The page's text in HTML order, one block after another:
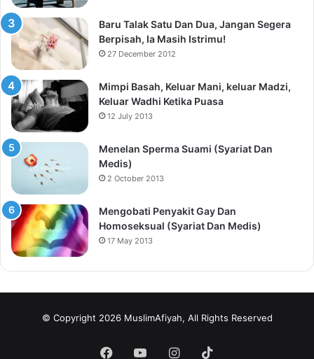
Baru Talak Satu Dan Dua, Jangan Segera
Berpisah, Ia Masih Istrimu!
27 December 2012
Mimpi Basah, Keluar Mani, keluar Madzi,
Keluar Wadhi Ketika Puasa
12 July 2013
Menelan Sperma Suami (Syariat Dan
Medis)
2 October 2013
Mengobati Penyakit Gay Dan
Homoseksual (Syariat Dan Medis)
17 May 2013
© Copyright 2026 MuslimAfiyah, All Rights Reserved
Facebook
YouTubeInstagram